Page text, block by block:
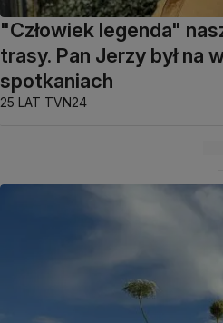
"Człowiek legenda"
trasy. Pan Jerzy był na
spotkaniach
25 LAT TVN24